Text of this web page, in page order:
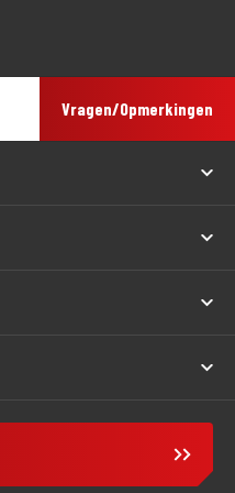
Vragen/Opmerkingen